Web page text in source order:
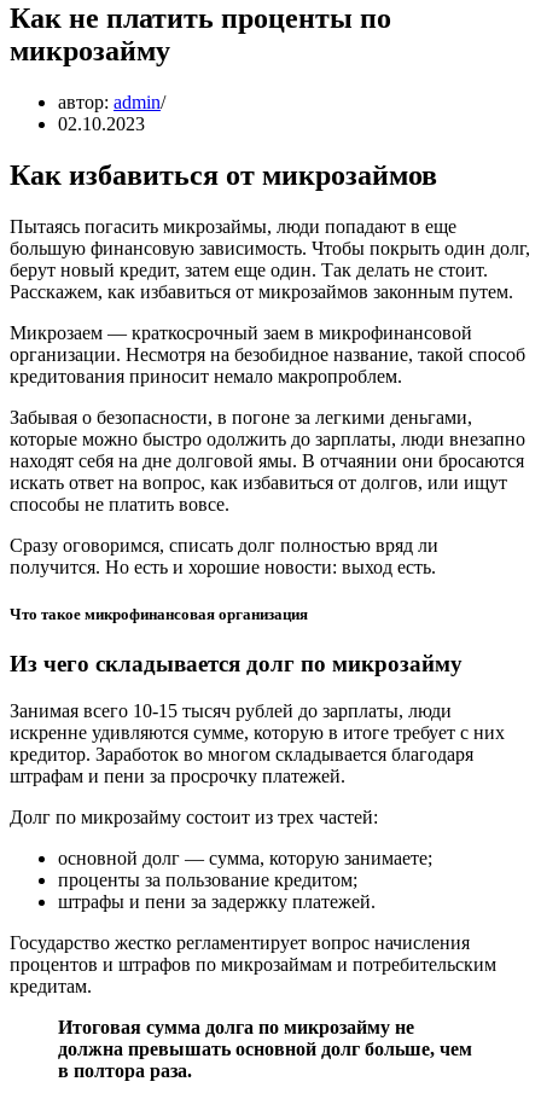
Как не платить проценты по
микрозайму
автор: admin
02.10.2023
Как избавиться от микрозаймов
Пытаясь погасить микрозаймы, люди попадают в еще
большую финансовую зависимость. Чтобы покрыть один долг,
берут новый кредит, затем еще один. Так делать не стоит.
Расскажем, как избавиться от микрозаймов законным путем.
Микрозаем — краткосрочный заем в микрофинансовой
организации. Несмотря на безобидное название, такой способ
кредитования приносит немало макропроблем.
Забывая о безопасности, в погоне за легкими деньгами,
которые можно быстро одолжить до зарплаты, люди внезапно
находят себя на дне долговой ямы. В отчаянии они бросаются
искать ответ на вопрос, как избавиться от долгов, или ищут
способы не платить вовсе.
Сразу оговоримся, списать долг полностью вряд ли
получится. Но есть и хорошие новости: выход есть.
Что такое микрофинансовая организация
Из чего складывается долг по микрозайму
Занимая всего 10-15 тысяч рублей до зарплаты, люди
искренне удивляются сумме, которую в итоге требует с них
кредитор. Заработок во многом складывается благодаря
штрафам и пени за просрочку платежей.
Долг по микрозайму состоит из трех частей:
основной долг — сумма, которую занимаете;
проценты за пользование кредитом;
штрафы и пени за задержку платежей.
Государство жестко регламентирует вопрос начисления
процентов и штрафов по микрозаймам и потребительским
кредитам.
Итоговая сумма долга по микрозайму не
должна превышать основной долг больше, чем
в полтора раза.